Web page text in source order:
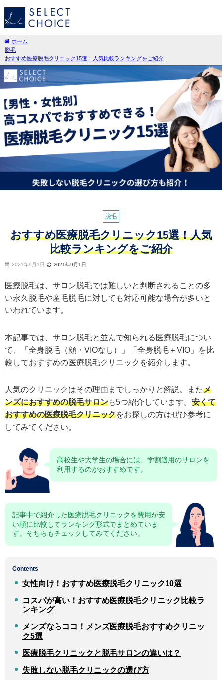
ホーム
脱毛
おすすめ医療脱毛クリニック15選！人気比較ランキングをご紹介
脱毛
おすすめ医療脱毛クリニック15選！人気
比較ランキングをご紹介
2021年9月1日 2021年9月1日
医療脱毛は、サロン脱毛では難しいと判断されることの多
い永久脱毛や産毛脱毛に対しても対応可能な場合が多いと
いわれています。
本記事では、サロン脱毛と並んで知られる医療脱毛につい
て、「全身脱毛（顔・VIOなし）」「全身脱毛＋VIO」を比
較しておすすめの医療脱毛クリニックを紹介します。
人気のクリニックはその理由までしっかりと解説。またメ
ンズにおすすめの脱毛サロンも5つ紹介しています。 安くて
おすすめの医療脱毛クリニックをお探しの方はぜひ参考に
してみてください。
高校生や大学生の場合には、学割適用のサロンを
利用するのがおすすめです。
記事中で紹介した医療脱毛クリニックを費用が安
い順に比較してランキング形式でまとめていま
す。そちらもチェックしてみてください。
Contents
女性向け！おすすめ医療脱毛クリニック10選
コスパが高い！おすすめ医療脱毛クリニック比較ラ
ンキング
メンズならココ！メンズ医療脱毛おすすめクリニッ
ク5選
医療脱毛クリニックと脱毛サロンの違いは？
失敗しない脱毛クリニックの選び方